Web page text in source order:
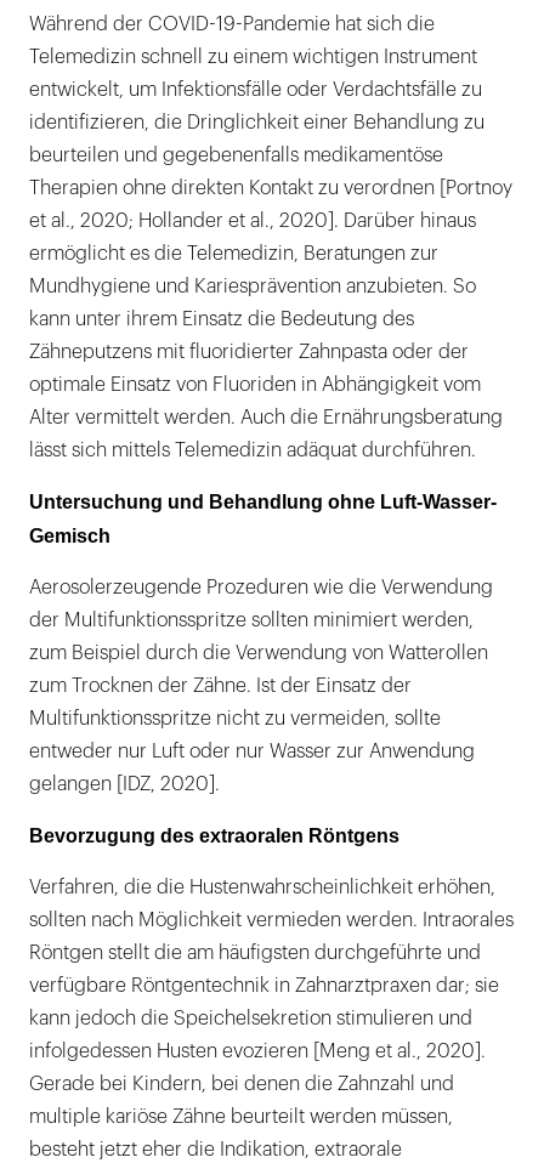
Während der COVID-19-Pandemie hat sich die
Telemedizin schnell zu einem wichtigen Instrument
entwickelt, um Infektionsfälle oder Verdachtsfälle zu
identifizieren, die Dringlichkeit einer Behandlung zu
beurteilen und gegebenenfalls medikamentöse
Therapien ohne direkten Kontakt zu verordnen [Portnoy
et al., 2020; Hollander et al., 2020]. Darüber hinaus
ermöglicht es die Telemedizin, Beratungen zur
Mundhygiene und Kariesprävention anzubieten. So
kann unter ihrem Einsatz die Bedeutung des
Zähneputzens mit fluoridierter Zahnpasta oder der
optimale Einsatz von Fluoriden in Abhängigkeit vom
Alter vermittelt werden. Auch die Ernährungsberatung
lässt sich mittels Telemedizin adäquat durchführen.
Untersuchung und Behandlung ohne Luft-Wasser-
Gemisch
Aerosolerzeugende Prozeduren wie die Verwendung
der Multifunktionsspritze sollten minimiert werden,
zum Beispiel durch die Verwendung von Watterollen
zum Trocknen der Zähne. Ist der Einsatz der
Multifunktionsspritze nicht zu vermeiden, sollte
entweder nur Luft oder nur Wasser zur Anwendung
gelangen [IDZ, 2020].
Bevorzugung des extraoralen Röntgens
Verfahren, die die Hustenwahrscheinlichkeit erhöhen,
sollten nach Möglichkeit vermieden werden. Intraorales
Röntgen stellt die am häufigsten durchgeführte und
verfügbare Röntgentechnik in Zahnarztpraxen dar; sie
kann jedoch die Speichelsekretion stimulieren und
infolgedessen Husten evozieren [Meng et al., 2020].
Gerade bei Kindern, bei denen die Zahnzahl und
multiple kariöse Zähne beurteilt werden müssen,
besteht jetzt eher die Indikation, extraorale